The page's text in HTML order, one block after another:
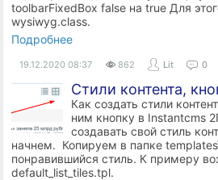
toolbarFixedBox false на true Для
wysiwyg.class.
Подробнее
19.12.2020 08:37 862 Lit 0
Стили контента,
Как создать стили
ним кнопку в Instantcms
создавать свой стиль
начнем. Копируем в папке
понравившийся стиль. К примеру
default_list_tiles.tpl.